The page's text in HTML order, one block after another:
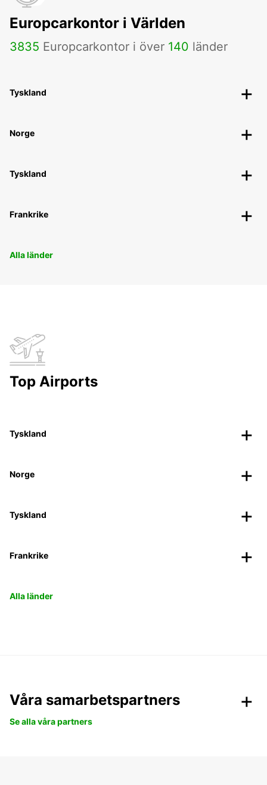
Europcarkontor i Världen
3835 Europcarkontor i över 140 länder
Tyskland
Norge
Tyskland
Frankrike
Alla länder
Top Airports
Tyskland
Norge
Tyskland
Frankrike
Alla länder
Våra samarbetspartners
Se alla våra partners